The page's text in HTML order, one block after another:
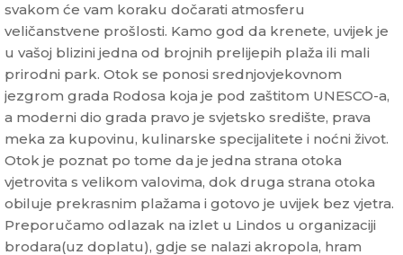
svakom će vam koraku dočarati atmosferu
veličanstvene prošlosti. Kamo god da krenete, uvijek je
u vašoj blizini jedna od brojnih prelijepih plaža ili mali
prirodni park. Otok se ponosi srednjovjekovnom
jezgrom grada Rodosa koja je pod zaštitom UNESCO-a,
a moderni dio grada pravo je svjetsko središte, prava
meka za kupovinu, kulinarske specijalitete i noćni život.
Otok je poznat po tome da je jedna strana otoka
vjetrovita s velikom valovima, dok druga strana otoka
obiluje prekrasnim plažama i gotovo je uvijek bez vjetra.
Preporučamo odlazak na izlet u Lindos u organizaciji
brodara(uz doplatu), gdje se nalazi akropola, hram